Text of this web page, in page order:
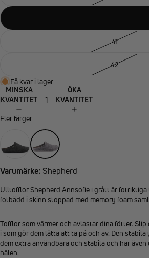
41
42
Få kvar i lager
MINSKA
KVANTITET
ÖKA
KVANTITET
Fler färger
Varumärke: Shepherd
Ulltofflor Shepherd Annsofie i grått är
fotbädd i skinn stoppad med memory foam
Tofflor som värmer och avlastar dina fötter.
i som gör dem lätta att ta på och av. Den
dem extra användbara och stabila och har
hälen.